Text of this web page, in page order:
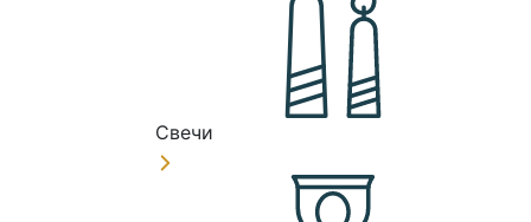
Свечи